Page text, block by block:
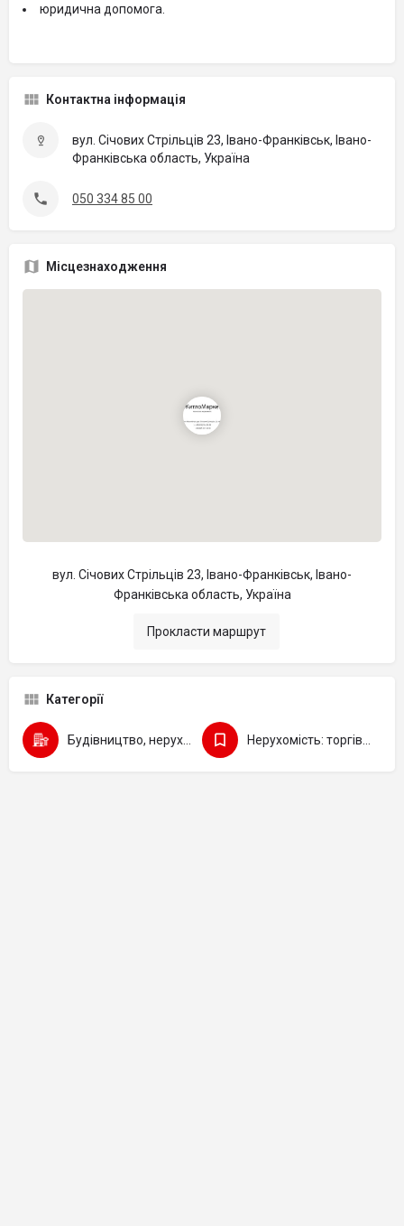
юридична допомога.
Контактна інформація
вул. Січових Стрільців 23, Івано-Франківськ, Івано-
Франківська область, Україна
050 334 85 00
Місцезнаходження
вул. Січових Стрільців 23, Івано-Франківськ, Івано-
Франківська область, Україна
Прокласти маршрут
Категорії